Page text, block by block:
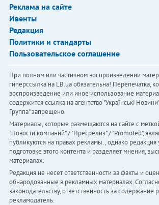
Реклама на сайте
Ивенты
Редакция
Политики и стандарты
Пользовательское соглашение
При полном или частичном воспроизведении
гиперссылка на LB.ua обязательна! Перепечатка,
воспроизведение или иное использование
содержится ссылка на агентство "Українськi
Группа" запрещено.
Материалы, которые размещаются на сайте с
"Новости компаний" / "Пресрелиз" / "Promoted",
публикуются на правах рекламы. , однако редакция
подготовке этого контента и разделяет мнения,
материалах.
Редакция не несет ответственности за факты и
обнародованные в рекламных материалах.
законодательству, ответственность за содержание
рекламодатель.